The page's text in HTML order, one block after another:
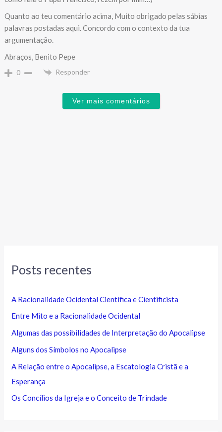
Quanto ao teu comentário acima, Muito obrigado pelas sábias
palavras postadas aqui. Concordo com o contexto da tua
argumentação.
Abraços, Benito Pepe
0 Responder
Ver mais comentários
Posts recentes
A Racionalidade Ocidental Científica e Cientificista
Entre Mito e a Racionalidade Ocidental
Algumas das possibilidades de Interpretação do Apocalipse
Alguns dos Símbolos no Apocalipse
A Relação entre o Apocalipse, a Escatologia Cristã e a
Esperança
Os Concílios da Igreja e o Conceito de Trindade